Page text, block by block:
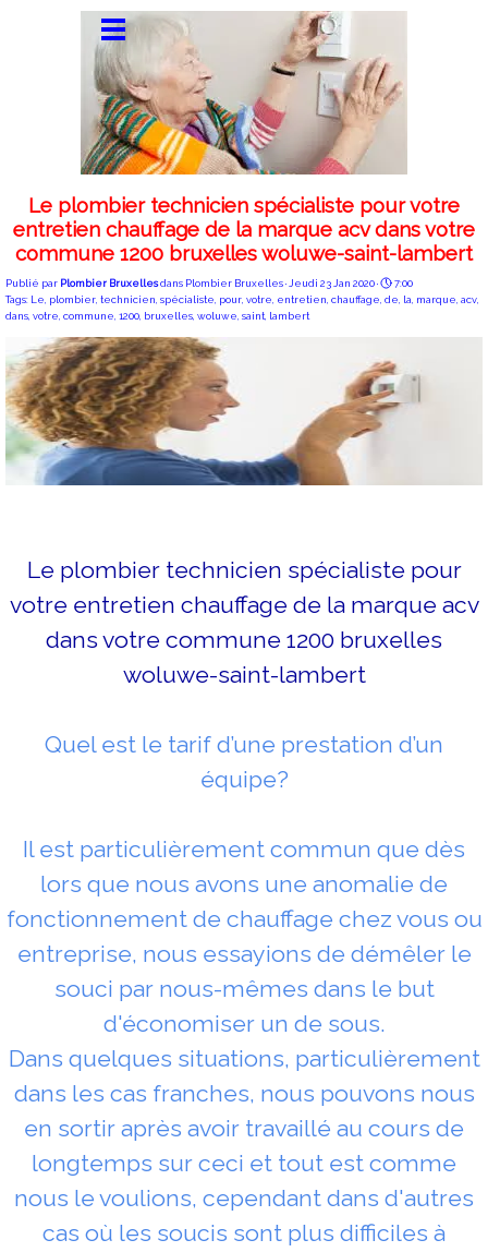
Le plombier technicien spécialiste pour votre
entretien chauffage de la marque acv dans votre
commune 1200 bruxelles woluwe-saint-lambert
Publié par Plombier Bruxellesdans Plombier Bruxelles· Jeudi 23 Jan 2020 ·
7:00
Tags: Le plombier technicien spécialiste pour votre entretien chauffage de la marque acv
dans votre commune 1200 bruxelles woluwe saint lambert
Le plombier technicien spécialiste pour
votre entretien chauffage de la marque acv
dans votre commune 1200 bruxelles
woluwe-saint-lambert
Quel est le tarif d’une prestation d’un
équipe?
Il est particulièrement commun que dès
lors que nous avons une anomalie de
fonctionnement de chauffage chez vous ou
entreprise, nous essayions de démêler le
souci par nous-mêmes dans le but
d'économiser un de sous.
Dans quelques situations, particulièrement
dans les cas franches, nous pouvons nous
en sortir après avoir travaillé au cours de
longtemps sur ceci et tout est comme
nous le voulions, cependant dans d'autres
cas où les soucis sont plus difficiles à